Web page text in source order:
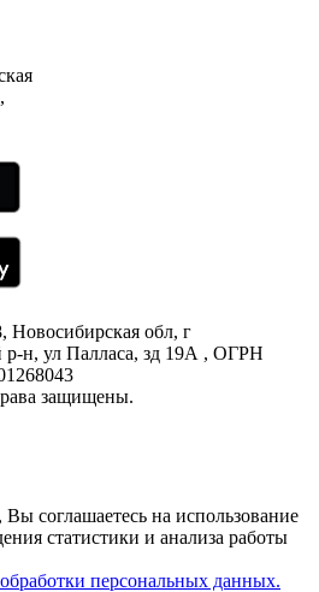
обл, г
н, ул Палласа, зд 19А , ОГРН
защищены.
соглашаетесь на использование
статистики и анализа работы
персональных данных.